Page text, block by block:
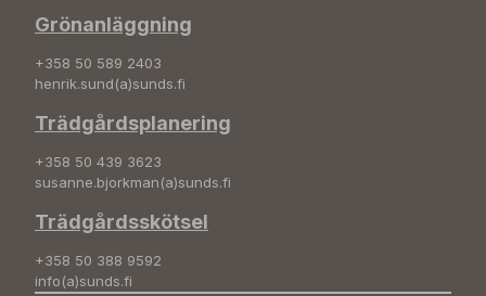
Grönanläggning
+358 50 589 2403
henrik.sund(a)sunds.fi
Trädgårdsplanering
+358 50 439 3623
susanne.bjorkman(a)sunds.fi
Trädgårdsskötsel
+358 50 388 9592
info(a)sunds.fi